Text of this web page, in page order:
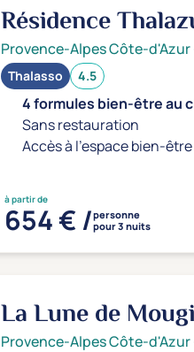
Résidence
Provence-Alpes Côte-d'Azur
Thalasso 4.5
4 formules bien-être au
Sans restauration
Accès à l'espace bien-être
à partir de
654 € /personne
pour 3 nuits
La Lune de
Provence-Alpes Côte-d'Azur